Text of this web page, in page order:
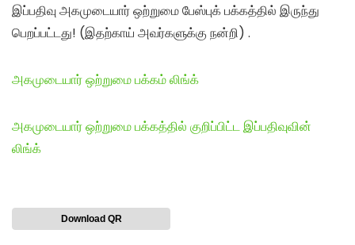
இப்பதிவு அகமுடையார் ஒற்றுமை பேஸ்புக் பக்கத்தில் இருந்து
பெறப்பட்டது! (இதற்காய் அவர்களுக்கு நன்றி) .
அகமுடையார் ஒற்றுமை பக்கம் லிங்க்
அகமுடையார் ஒற்றுமை பக்கத்தில் குறிப்பிட்ட இப்பதிவுவின்
லிங்க்
Download QR